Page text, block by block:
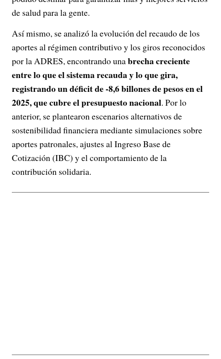
de salud para la gente.
Así mismo, se analizó la evolución del recaudo de los
aportes al régimen contributivo y los giros reconocidos
por la ADRES, encontrando unabrecha creciente
entre lo que el sistema recauda y lo que gira,
registrando un déficit de -8,6 billones de pesos en el
2025, que cubre el presupuesto nacional. Por lo
anterior, se plantearon escenarios alternativos de
sostenibilidad financiera mediante simulaciones sobre
aportes patronales, ajustes al Ingreso Base de
Cotización (IBC) y el comportamiento de la
contribución solidaria.